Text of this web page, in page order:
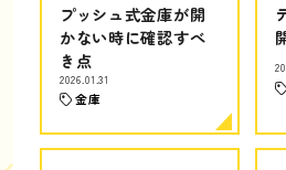
プッシュ式金庫が開
かない時に確認すべ
き点
2026.01.31
金庫